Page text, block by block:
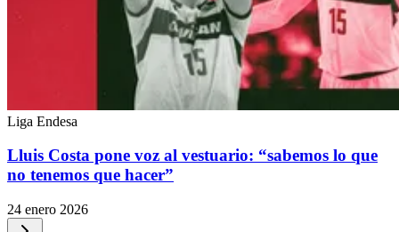
Liga Endesa
Lluis Costa pone voz al vestuario: “sabemos lo que
no tenemos que hacer”
24 enero 2026